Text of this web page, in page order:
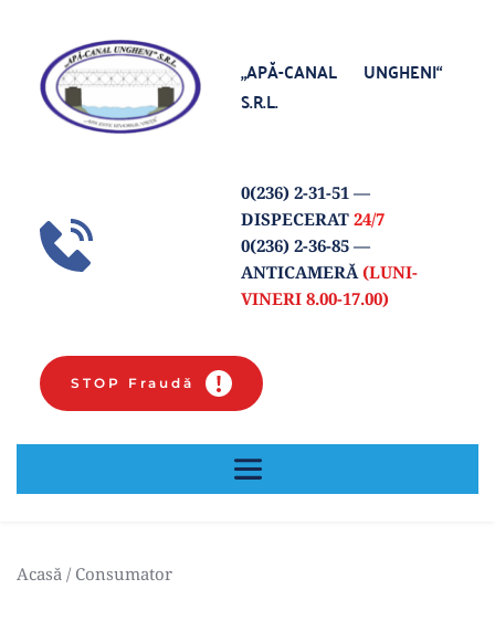
„APĂ-CANAL UNGHENI“
S.R.L.
0(236) 2-31-51 —
DISPECERAT 24/7
0(236) 2-36-85 —
ANTICAMERĂ (LUNI-
VINERI 8.00-17.00)
STOP Fraudă
Acasă / Consumator